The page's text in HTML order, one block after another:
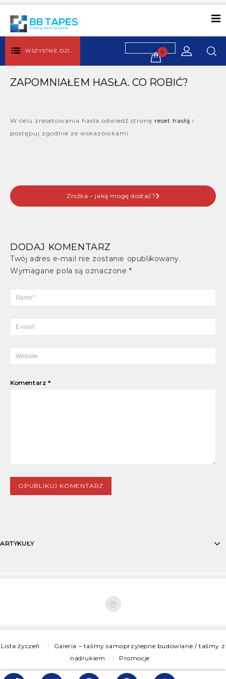
WSZYSTKIE DZIAŁY 0
ZAPOMNIAŁEM HASŁA. CO ROBIĆ?
W celu zresetowania hasła odwiedź stronę reset hasłą i
postępuj zgodnie ze wskazówkami.
Zniżka – jaką mogę dostać?
DODAJ KOMENTARZ
Twój adres e-mail nie zostanie opublikowany.
Wymagane pola są oznaczone*
Komentarz *
ARTYKUŁY
Lista życzeń
Galeria – taśmy samoprzylepne budowlane / taśmy z
nadrukiem
Promocje
Copyright © 2026BB TAPES